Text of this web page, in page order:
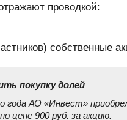
проводкой:
собственные
покупку долей
года АО «Инвест»
цене 900 руб. за акцию.